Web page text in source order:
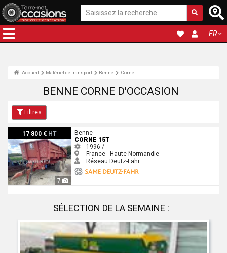
FR
Accueil Matériel de transport Benne Corne
BENNE CORNE D'OCCASION
Filtres
17 800 € HT
7
Corne 15T
Benne
CORNE 15T
1996 /
France - Haute-Normandie
Réseau Deutz-Fahr
SÉLECTION DE LA SEMAINE :